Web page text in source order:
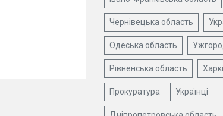
Чернівецька область
Одеська область
Рівненська область
Прокуратура Українці